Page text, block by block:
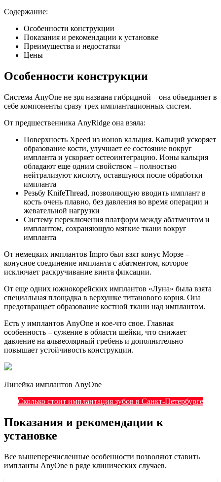
Содержание:
Особенности конструкции
Показания и рекомендации к установке
Преимущества и недостатки
Цены
Особенности конструкции
Система AnyOne не зря названа гибридной – она объединяет в
себе компоненты сразу трех имплантационных систем.
От предшественника AnyRidge она взяла:
Поверхность Xpeed из ионов кальция. Кальций ускоряет
образование кости, улучшает ее состояние вокруг
импланта и ускоряет остеоинтеграцию. Ионы кальция
обладают еще одним свойством – полностью
нейтрализуют кислоту, оставшуюся после обработки
импланта
Резьбу KnifeThread, позволяющую вводить имплант в
кость очень плавно, без давления во время операции и
жевательной нагрузки
Систему переключения платформ между абатментом и
имплантом, сохраняющую мягкие ткани вокруг
импланта
От немецких имплантов Impro был взят конус Морзе –
конусное соединение импланта с абатментом, которое
исключает раскручивание винта фиксации.
От еще одних южнокорейских имплантов «Луна» была взята
специальная площадка в верхушке титанового корня. Она
предотвращает образование костной ткани над имплантом.
Есть у имплантов AnyOne и кое-что свое. Главная
особенность – сужение в области шейки, что снижает
давление на альвеолярный гребень и дополнительно
повышает устойчивость конструкции.
Линейка имплантов AnyOne
Сколько стоит имплантация зубов в Санкт-Петербурге
Показания и рекомендации к
установке
Все вышеперечисленные особенности позволяют ставить
импланты AnyOne в ряде клинических случаев.